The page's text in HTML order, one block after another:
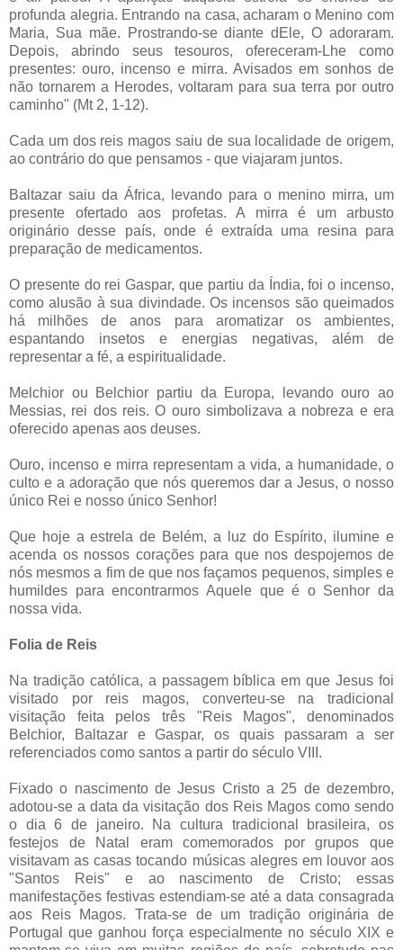
profunda alegria. Entrando na casa, acharam o Menino com
Maria, Sua mãe. Prostrando-se diante dEle, O adoraram.
Depois, abrindo seus tesouros, ofereceram-Lhe como
presentes: ouro, incenso e mirra. Avisados em sonhos de
não tornarem a Herodes, voltaram para sua terra por outro
caminho" (Mt 2, 1-12).
Cada um dos reis magos saiu de sua localidade de origem,
ao contrário do que pensamos - que viajaram juntos.
Baltazar saiu da África, levando para o menino mirra, um
presente ofertado aos profetas. A mirra é um arbusto
originário desse país, onde é extraída uma resina para
preparação de medicamentos.
O presente do rei Gaspar, que partiu da Índia, foi o incenso,
como alusão à sua divindade. Os incensos são queimados
há milhões de anos para aromatizar os ambientes,
espantando insetos e energias negativas, além de
representar a fé, a espiritualidade.
Melchior ou Belchior partiu da Europa, levando ouro ao
Messias, rei dos reis. O ouro simbolizava a nobreza e era
oferecido apenas aos deuses.
Ouro, incenso e mirra representam a vida, a humanidade, o
culto e a adoração que nós queremos dar a Jesus, o nosso
único Rei e nosso único Senhor!
Que hoje a estrela de Belém, a luz do Espírito, ilumine e
acenda os nossos corações para que nos despojemos de
nós mesmos a fim de que nos façamos pequenos, simples e
humildes para encontrarmos Aquele que é o Senhor da
nossa vida.
Folia de Reis
Na tradição católica, a passagem bíblica em que Jesus foi
visitado por reis magos, converteu-se na tradicional
visitação feita pelos três "Reis Magos", denominados
Belchior, Baltazar e Gaspar, os quais passaram a ser
referenciados como santos a partir do século VIII.
Fixado o nascimento de Jesus Cristo a 25 de dezembro,
adotou-se a data da visitação dos Reis Magos como sendo
o dia 6 de janeiro. Na cultura tradicional brasileira, os
festejos de Natal eram comemorados por grupos que
visitavam as casas tocando músicas alegres em louvor aos
"Santos Reis" e ao nascimento de Cristo; essas
manifestações festivas estendiam-se até a data consagrada
aos Reis Magos. Trata-se de um tradição originária de
Portugal que ganhou força especialmente no século XIX e